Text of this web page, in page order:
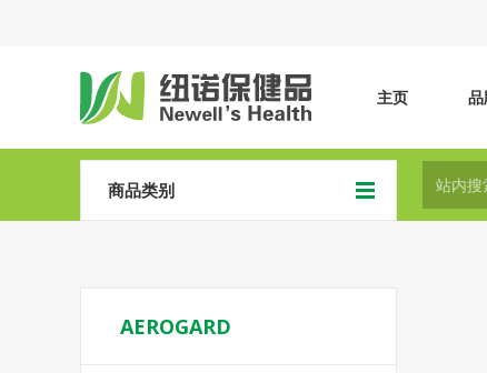
主页
商品类别
AEROGARD